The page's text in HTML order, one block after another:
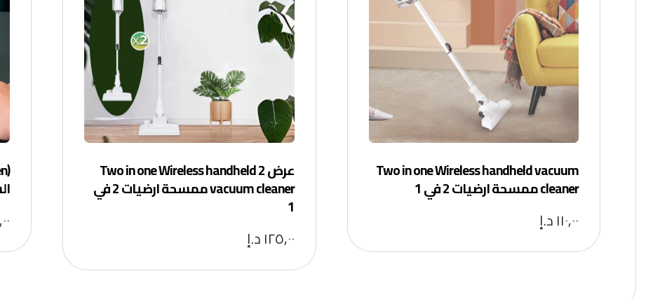
Two in one Wireless handheld vacuum
cleaner ممسحة ارضيات 2 في 1
١١٠,٠٠د.إ
عرض 2 Two in one Wireless handheld
vacuum cleaner ممسحة ارضيات 2 في
1
١٢٥,٠٠د.إ